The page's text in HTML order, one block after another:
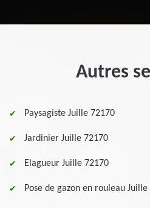
Autres
Paysagiste Juille 72170
Jardinier Juille 72170
Elagueur Juille 72170
Pose de gazon en rouleau Juille